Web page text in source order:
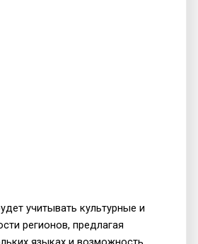
учитывать культурные и
регионов, предлагая